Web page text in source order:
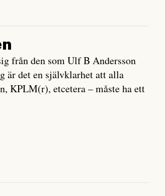
från den som Ulf B Andersson
är det en självklarhet att alla
KPLM(r), etcetera – måste ha ett